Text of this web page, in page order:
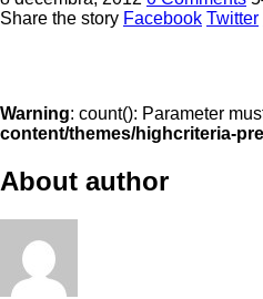
Share the story Facebook Twitter
Warning: count(): Parameter
content/themes/highcriteria-
About author